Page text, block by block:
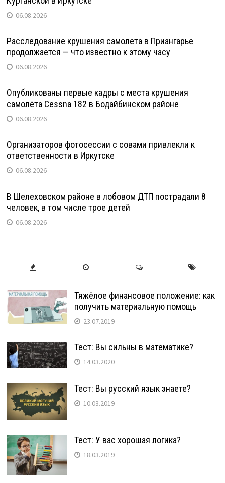
06.08.2026
Расследование крушения самолета в Приангарье
продолжается — что известно к этому часу
06.08.2026
Опубликованы первые кадры с места крушения
самолёта Cessna 182 в Бодайбинском районе
06.08.2026
Организаторов фотосессии с совами привлекли к
ответственности в Иркутске
06.08.2026
В Шелеховском районе в лобовом ДТП пострадали 8
человек, в том числе трое детей
06.08.2026
Тяжёлое финансовое положение: как
получить материальную помощь
23.07.2019
Тест: Вы сильны в математике?
14.03.2020
Тест: Вы русский язык знаете?
10.03.2019
Тест: У вас хорошая логика?
18.03.2019